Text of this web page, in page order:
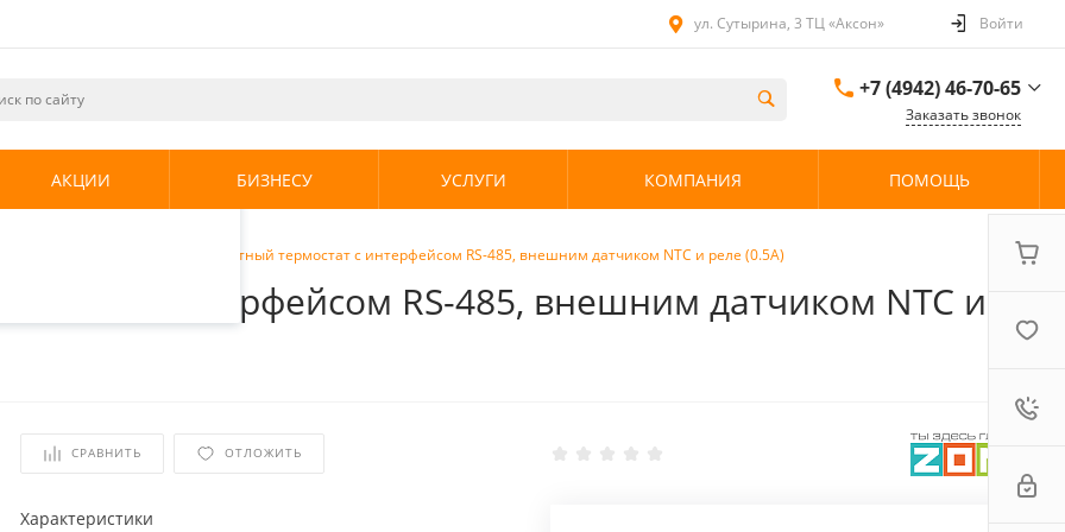
и
использования.
.
ул. Сутырина, 3 ТЦ «Аксон» Войти
+7 (4942) 46-70-65
ул. Сутырина, 3 ТЦ
Заказать звонок
АКЦИИ БИЗНЕСУ УСЛУГИ КОМПАНИЯ ПОМОЩЬ
ZONT МЛ-232 Комнатный термостат с интерфейсом RS-485, внешним датчиком NTC и реле (0.5А)
с интерфейсом RS-485, внешним датчиком NTC и
СРАВНИТЬ ОТЛОЖИТЬ
Характеристики